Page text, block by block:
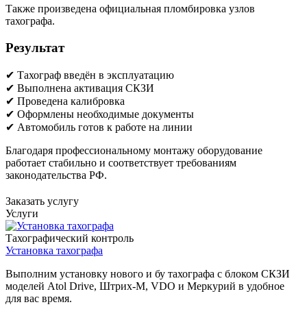
Также произведена официальная пломбировка узлов
тахографа.
Результат
✔ Тахограф введён в эксплуатацию
✔ Выполнена активация СКЗИ
✔ Проведена калибровка
✔ Оформлены необходимые документы
✔ Автомобиль готов к работе на линии
Благодаря профессиональному монтажу оборудование
работает стабильно и соответствует требованиям
законодательства РФ.
Заказать услугу
Услуги
Тахографический контроль
Установка тахографа
Выполним установку нового и бу тахографа с блоком СКЗИ
моделей Atol Drive, Штрих-М, VDO и Меркурий в удобное
для вас время.